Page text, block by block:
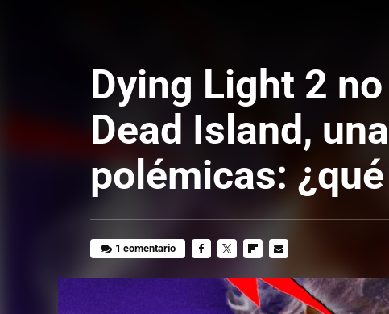
Dying Light 2
Dead Island,
polémicas:
1 comentario
MAIL